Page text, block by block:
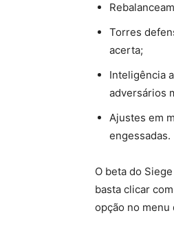
Torres
acerta;
Inteligência
adversários
Ajustes em
engessadas.
O beta do
basta clicar
opção no menu